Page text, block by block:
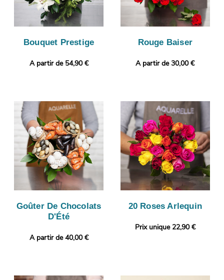
Bouquet Prestige
A partir de 54,90 €
Rouge Baiser
A partir de 30,00 €
Goûter De Chocolats
D'Été
A partir de 40,00 €
20 Roses Arlequin
Prix unique 22,90 €